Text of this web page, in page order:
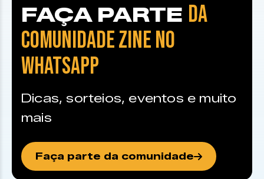
FAÇA PARTE DA
COMUNIDADE ZINE NO
WHATSAPP
Dicas, sorteios, eventos e muito
mais
Faça parte da comunidade